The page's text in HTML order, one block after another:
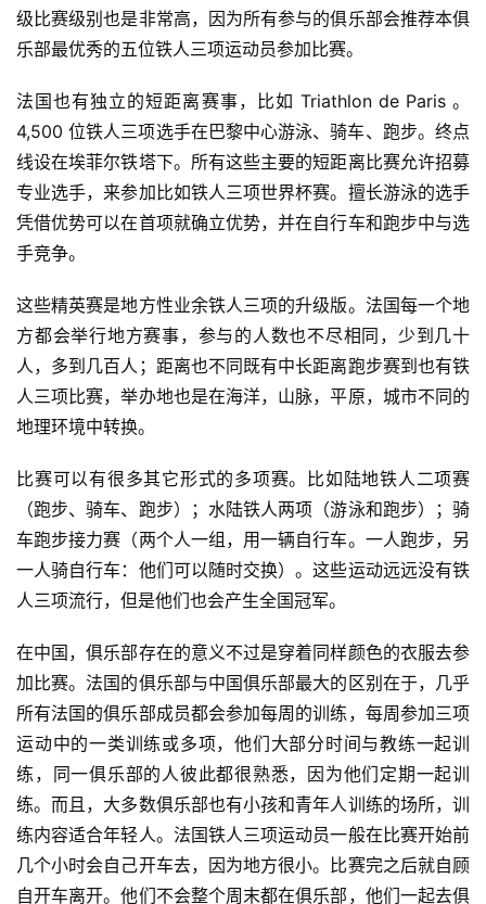
级比赛级别也是非常高，因为所有参与的俱乐部会推荐本俱
乐部最优秀的五位铁人三项运动员参加比赛。
法国也有独立的短距离赛事，比如 Triathlon de Paris 。
4,500 位铁人三项选手在巴黎中心游泳、骑车、跑步。终点
线设在埃菲尔铁塔下。所有这些主要的短距离比赛允许招募
专业选手，来参加比如铁人三项世界杯赛。擅长游泳的选手
凭借优势可以在首项就确立优势，并在自行车和跑步中与选
手竞争。
这些精英赛是地方性业余铁人三项的升级版。法国每一个地
方都会举行地方赛事，参与的人数也不尽相同，少到几十
人，多到几百人；距离也不同既有中长距离跑步赛到也有铁
人三项比赛，举办地也是在海洋，山脉，平原，城市不同的
地理环境中转换。
比赛可以有很多其它形式的多项赛。比如陆地铁人二项赛
（跑步、骑车、跑步）；水陆铁人两项（游泳和跑步）；骑
车跑步接力赛（两个人一组，用一辆自行车。一人跑步，另
一人骑自行车：他们可以随时交换）。这些运动远远没有铁
人三项流行，但是他们也会产生全国冠军。
在中国，俱乐部存在的意义不过是穿着同样颜色的衣服去参
加比赛。法国的俱乐部与中国俱乐部最大的区别在于，几乎
所有法国的俱乐部成员都会参加每周的训练，每周参加三项
运动中的一类训练或多项，他们大部分时间与教练一起训
练，同一俱乐部的人彼此都很熟悉，因为他们定期一起训
练。而且，大多数俱乐部也有小孩和青年人训练的场所，训
练内容适合年轻人。法国铁人三项运动员一般在比赛开始前
几个小时会自己开车去，因为地方很小。比赛完之后就自顾
自开车离开。他们不会整个周末都在俱乐部，他们一起去俱